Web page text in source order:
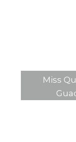
Miss